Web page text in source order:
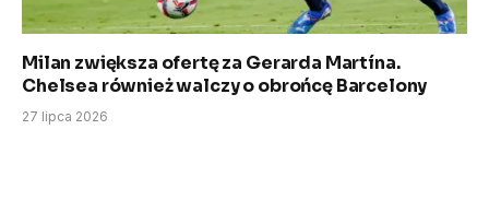
Milan zwiększa ofertę za Gerarda Martína.
Chelsea również walczy o obrońcę Barcelony
27 lipca 2026